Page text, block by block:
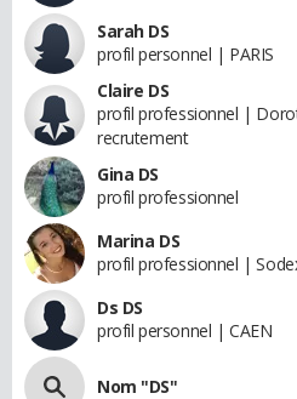
Sarah DS
profil personnel | PARIS
Claire DS
profil professionnel |
recrutement
Gina DS
profil professionnel
Marina DS
profil professionnel |
Ds DS
profil personnel | CAEN
Nom "DS"